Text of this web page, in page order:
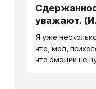
владения
эмоциями.
уважают.
Я уже
что, мол,
что эмоции не